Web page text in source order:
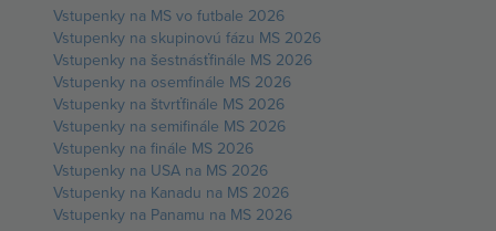
Vstupenky na MS vo futbale 2026
Vstupenky na skupinovú fázu MS 2026
Vstupenky na šestnásťfinále MS 2026
Vstupenky na osemfinále MS 2026
Vstupenky na štvrťfinále MS 2026
Vstupenky na semifinále MS 2026
Vstupenky na finále MS 2026
Vstupenky na USA na MS 2026
Vstupenky na Kanadu na MS 2026
Vstupenky na Panamu na MS 2026